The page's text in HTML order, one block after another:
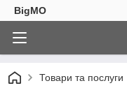
BigMO
Товари та послуги